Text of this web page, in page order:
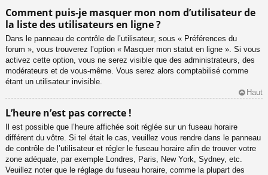
Comment puis-je masquer mon nom d’utilisateur de
la liste des utilisateurs en ligne ?
Dans le panneau de contrôle de l’utilisateur, sous « Préférences du
forum », vous trouverez l’option « Masquer mon statut en ligne ». Si vous
activez cette option, vous ne serez visible que des administrateurs, des
modérateurs et de vous-même. Vous serez alors comptabilisé comme
étant un utilisateur invisible.
Haut
L’heure n’est pas correcte !
Il est possible que l’heure affichée soit réglée sur un fuseau horaire
différent du vôtre. Si tel était le cas, veuillez vous rendre dans le panneau
de contrôle de l’utilisateur et régler le fuseau horaire afin de trouver votre
zone adéquate, par exemple Londres, Paris, New York, Sydney, etc.
Veuillez noter que le réglage du fuseau horaire, comme la plupart des